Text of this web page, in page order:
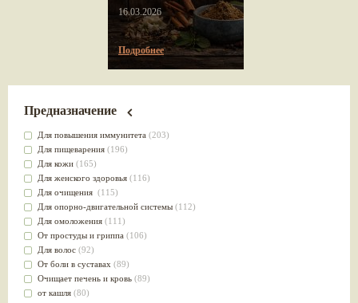
16.03.2026
Подробнее
Предназначение
Для повышения иммунитета (203)
Для пищеварения (196)
Для кожи (165)
Для женского здоровья (116)
Для очищения (115)
Для опорно-двигательной системы (112)
Для омоложения (111)
От простуды и гриппа (106)
Для волос (92)
От боли в суставах (89)
Очищает печень и кровь (89)
от кашля (80)